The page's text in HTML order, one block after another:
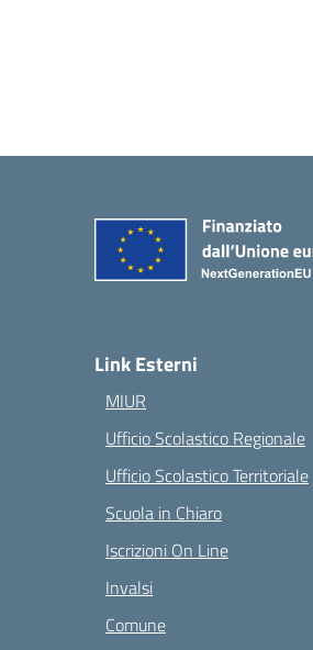
Link Esterni
MIUR
Ufficio Scolastico Regionale
Ufficio Scolastico Territoriale
Scuola in Chiaro
Iscrizioni On Line
Invalsi
Comune